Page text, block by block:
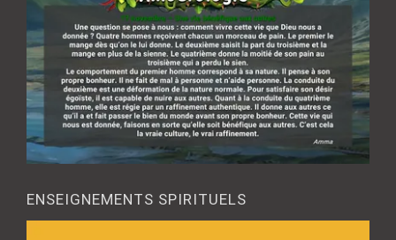
ENSEIGNEMENTS SPIRITUELS